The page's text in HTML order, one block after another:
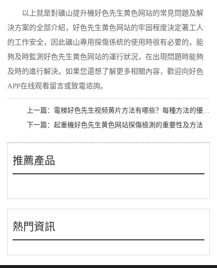
以上就是對礦山提升機好色先生黄色网站的常見問題及解
決方案的全部介紹，好色先生黄色网站的牢固程度決定著工人
的工作安全，因此礦山專用探傷係統的使用時很有必要的，能
夠及時監測好色先生黄色网站的運行狀況，在出現問題時能夠
及時的進行解決。如果您還想了解更多相關內容，歡迎向好色
APP在线观看留言或致電谘詢。
上一篇： 電梯好色先生视频黄片方法有哪些？每種方法的優勢及缺點有哪些
下一篇： 起重機好色先生黄色网站探傷檢測的重要性及方法
推薦產品
熱門資訊